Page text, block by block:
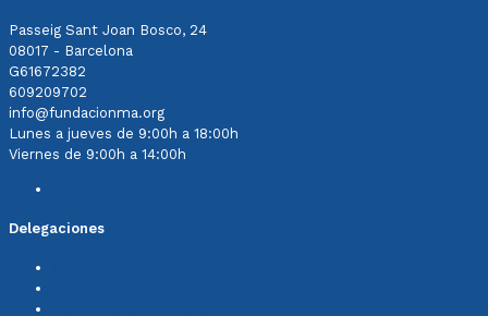
Passeig Sant Joan Bosco, 24
08017 - Barcelona
G61672382
609209702
info@fundacionma.org
Lunes a jueves de 9:00h a 18:00h
Viernes de 9:00h a 14:00h
Delegaciones